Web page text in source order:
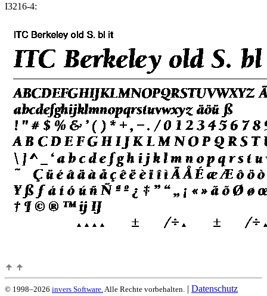
I3216-4:
© 1998–2026 invers Software. Alle Rechte vorbehalten. | Datenschutz